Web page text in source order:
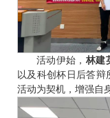
活动伊始， 林建
以及科创杯日后答
活动为契机，增强自